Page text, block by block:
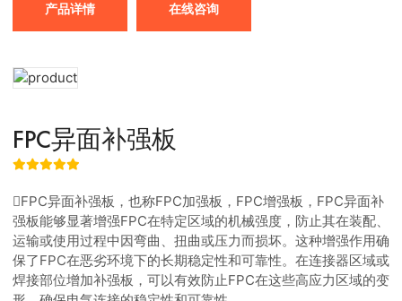
产品详情 在线咨询
FPC异面补强板
FPC异面补强板，也称FPC加强板，FPC增强板，FPC异面补
强板能够显著增强FPC在特定区域的机械强度，防止其在装配、
运输或使用过程中因弯曲、扭曲或压力而损坏。这种增强作用确
保了FPC在恶劣环境下的长期稳定性和可靠性。在连接器区域或
焊接部位增加补强板，可以有效防止FPC在这些高应力区域的变